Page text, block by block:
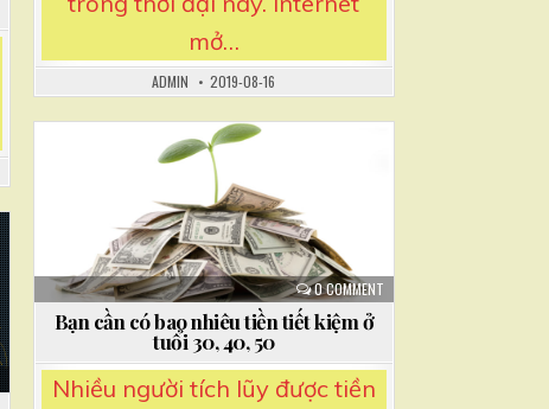
mở…
ADMIN 2019-08-16
0 COMMENT
Bạn cần có bao nhiêu tiền tiết kiệm ở
tuổi 30, 40, 50
Nhiều người tích lũy được tiền